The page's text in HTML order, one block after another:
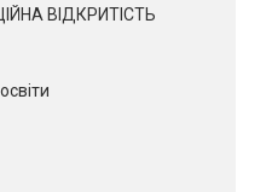
ВІДКРИТІСТЬ